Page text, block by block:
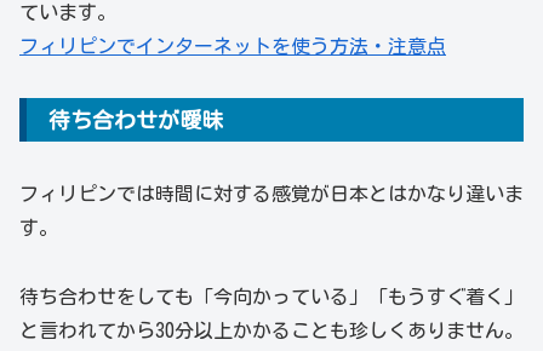
ています。
フィリピンでインターネットを使う方法・注意点
待ち合わせが曖昧
フィリピンでは時間に対する感覚が日本とはかなり違いま
す。
待ち合わせをしても「今向かっている」「もうすぐ着く」
と言われてから30分以上かかることも珍しくありません。